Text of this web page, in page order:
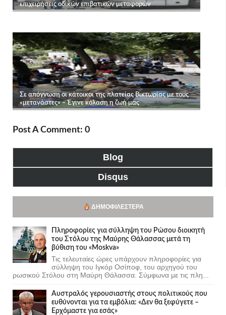
Post A Comment: 0
Blog
Disqus
ΔΗΜΟΦΙΛΈΣΤΕΡΑ
Πληροφορίες για σύλληψη του Ρώσου διοικητή
του Στόλου της Mαύρης Θάλασσας μετά τη
βύθιση του «Moskva»
Τις τελευταίες ώρες υπάρχουν πληροφορίες για
σύλληψη του Ιγκόρ Οσίποφ, του αρχηγού του
ρωσικού Στόλου στη Μαύρη Θάλασσα. Σύμφωνα με τις πλη...
Αυστραλός γερουσιαστής στους πολιτικούς που
ευθύνονται για τα εμβόλια: «Δεν θα ξεφύγετε –
Ερχόμαστε για εσάς»